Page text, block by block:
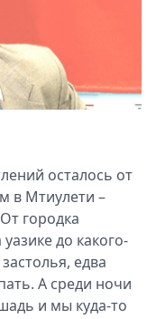
осталось от
в Мтиулети –
городка
до какого-
едва
А среди ночи
и мы куда-то